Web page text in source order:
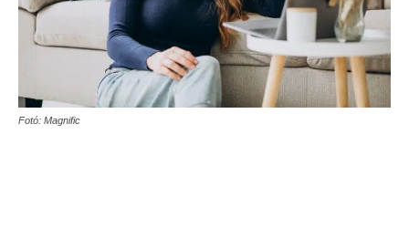
Fotó: Magnific